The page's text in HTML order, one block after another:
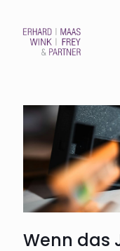
Wenn das